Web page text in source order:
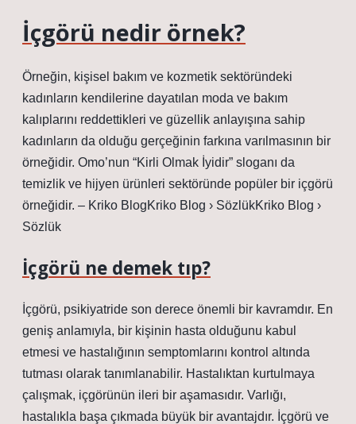
İçgörü nedir örnek?
Örneğin, kişisel bakım ve kozmetik sektöründeki
kadınların kendilerine dayatılan moda ve bakım
kalıplarını reddettikleri ve güzellik anlayışına sahip
kadınların da olduğu gerçeğinin farkına varılmasının bir
örneğidir. Omo’nun “Kirli Olmak İyidir” sloganı da
temizlik ve hijyen ürünleri sektöründe popüler bir içgörü
örneğidir. – Kriko BlogKriko Blog › SözlükKriko Blog ›
Sözlük
İçgörü ne demek tıp?
İçgörü, psikiyatride son derece önemli bir kavramdır. En
geniş anlamıyla, bir kişinin hasta olduğunu kabul
etmesi ve hastalığının semptomlarını kontrol altında
tutması olarak tanımlanabilir. Hastalıktan kurtulmaya
çalışmak, içgörünün ileri bir aşamasıdır. Varlığı,
hastalıkla başa çıkmada büyük bir avantajdır. İçgörü ve